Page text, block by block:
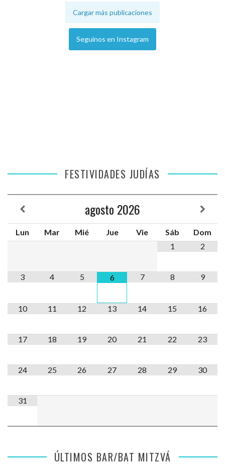
Cargar más publicaciones
Seguinos en Instagram
FESTIVIDADES JUDÍAS
agosto 2026
Lun Mar Mié Jue Vie Sáb
Dom
1
2
3 4 5 6 7 8 9
10 11 12 13 14 15 16
17 18 19 20 21 22 23
24 25 26 27 28 29 30
31
ÚLTIMOS BAR/BAT MITZVÁ